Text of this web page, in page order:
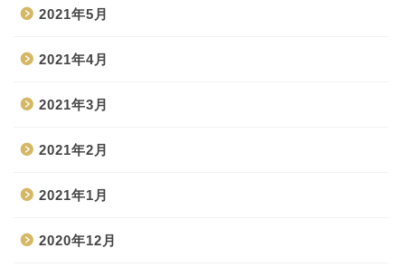
2021年5月
2021年4月
2021年3月
2021年2月
2021年1月
2020年12月